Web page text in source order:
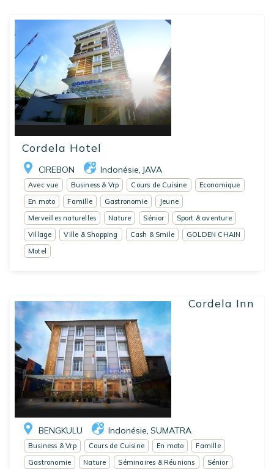
Cordela Hotel
CIREBON Indonésie JAVA
Avec vue Business & Vrp Cours de Cuisine
Economique
En moto
Famille Gastronomie
Jeune
Merveilles naturelles
Nature Sénior
Sport & aventure
Village
Ville & Shopping Cash & Smile
GOLDEN CHAIN
Motel
Cordela Inn
BENGKULU Indonésie SUMATRA
Business & Vrp Cours de Cuisine En moto
Famille
Gastronomie
Nature Séminaires & Réunions
Sénior